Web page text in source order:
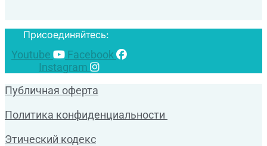
Присоединяйтесь:
Youtube
Facebook
Instagram
Публичная оферта
Политика конфиденциальности
Этический кодекс